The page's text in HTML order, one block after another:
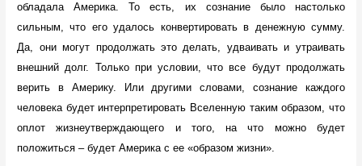
обладала Америка. То есть, их сознание было настолько
сильным, что его удалось конвертировать в денежную сумму.
Да, они могут продолжать это делать, удваивать и утраивать
внешний долг. Только при условии, что все будут продолжать
верить в Америку. Или другими словами, сознание каждого
человека будет интерпретировать Вселенную таким образом, что
оплот жизнеутверждающего и того, на что можно будет
положиться – будет Америка с ее «образом жизни».